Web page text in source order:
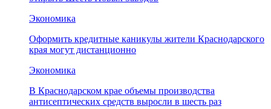
Экономика
Оформить кредитные каникулы жители Краснодарского
края могут дистанционно
Экономика
В Краснодарском крае объемы производства
антисептических средств выросли в шесть раз